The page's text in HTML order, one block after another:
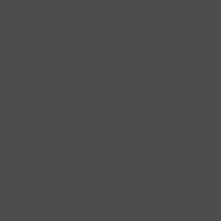
das Laub bleibt aber attraktiv. Der Boden
wird gut vertragen. Vor der Pflanzung
Substrat, das die Wurzeln vor Fäulnis schützt.